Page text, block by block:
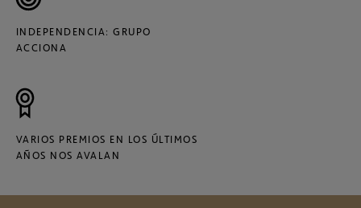
INDEPENDENCIA: GRUPO
ACCIONA
VARIOS PREMIOS EN LOS ÚLTIMOS
AÑOS NOS AVALAN